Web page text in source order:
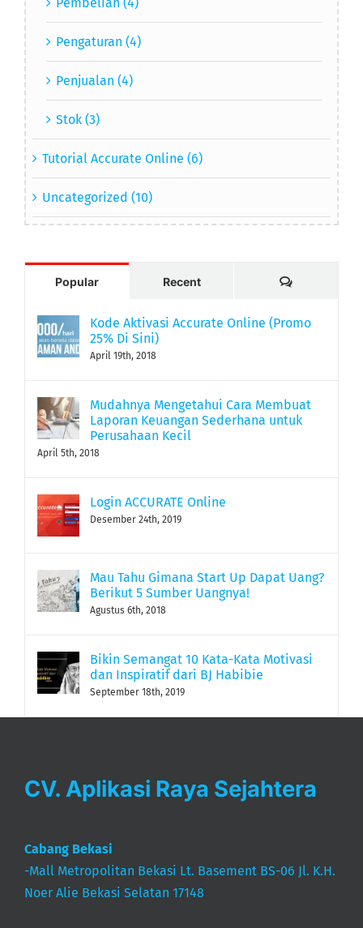
Pengaturan (4)
Penjualan (4)
Stok (3)
Tutorial Accurate Online (6)
Uncategorized (10)
Popular Recent Comments
Kode Aktivasi Accurate Online (Promo
25% Di Sini)
April 19th, 2018
Mudahnya Mengetahui Cara Membuat
Laporan Keuangan Sederhana untuk
Perusahaan Kecil
April 5th, 2018
Login ACCURATE Online
Desember 24th, 2019
Mau Tahu Gimana Start Up Dapat Uang?
Berikut 5 Sumber Uangnya!
Agustus 6th, 2018
Bikin Semangat 10 Kata-Kata Motivasi
dan Inspiratif dari BJ Habibie
September 18th, 2019
CV. Aplikasi Raya Sejahtera
Cabang Bekasi
-Mall Metropolitan Bekasi Lt. Basement BS-06 Jl. K.H.
Noer Alie Bekasi Selatan 17148